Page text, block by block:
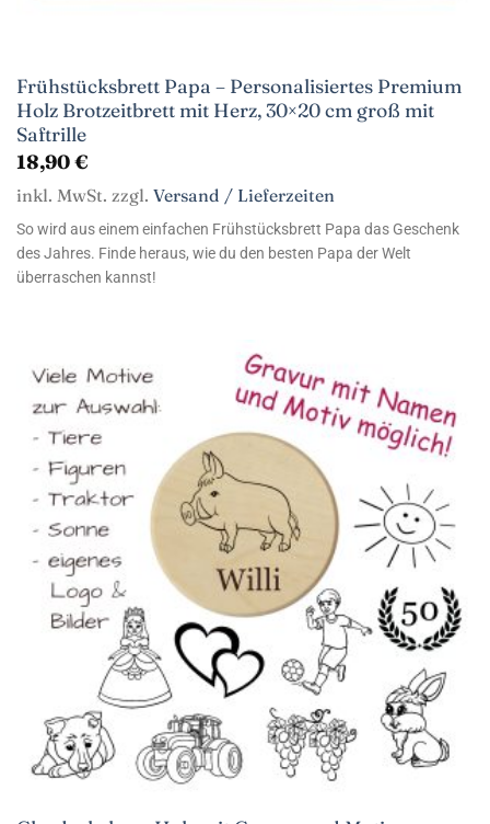
Frühstücksbrett Papa – Personalisiertes Premium
Holz Brotzeitbrett mit Herz, 30×20 cm groß mit
Saftrille
18,90€
inkl. MwSt. zzgl. Versand / Lieferzeiten
So wird aus einem einfachen Frühstücksbrett Papa das Geschenk
des Jahres. Finde heraus, wie du den besten Papa der Welt
überraschen kannst!